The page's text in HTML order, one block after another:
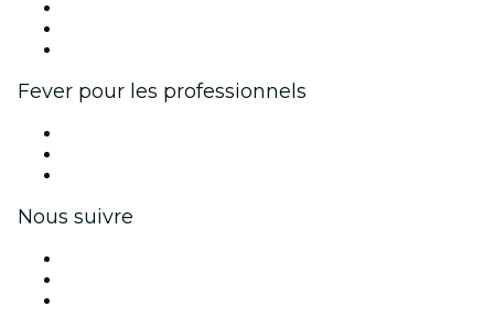
Fever pour les professionnels
Nous suivre